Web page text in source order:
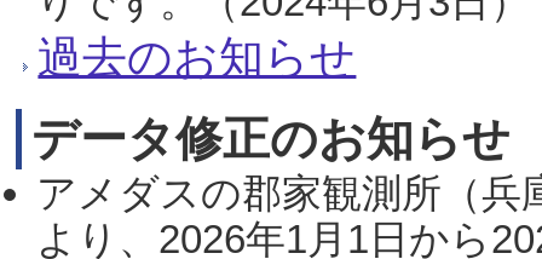
過去のお知らせ
データ修正のお知らせ
アメダスの郡家観測所（
より、2026年1月1日から